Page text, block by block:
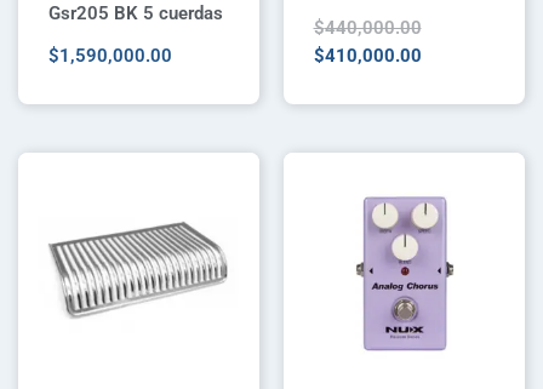
Gsr205 BK 5 cuerdas
$1,590,000.00
$440,000.00
$410,000.00